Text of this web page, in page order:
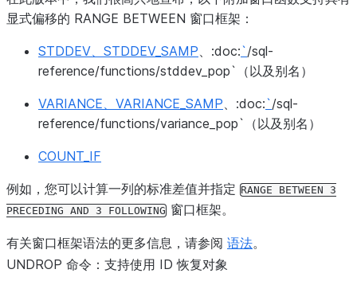
显式偏移的 RANGE BETWEEN 窗口框架：
STDDEV、STDDEV_SAMP、:doc:`/sql-
reference/functions/stddev_pop`（以及别名）
VARIANCE、VARIANCE_SAMP、:doc:`/sql-
reference/functions/variance_pop`（以及别名）
COUNT_IF
例如，您可以计算一列的标准差值并指定 RANGE BETWEEN 3
PRECEDING AND 3 FOLLOWING 窗口框架。
有关窗口框架语法的更多信息，请参阅 语法。
UNDROP 命令：支持使用 ID 恢复对象